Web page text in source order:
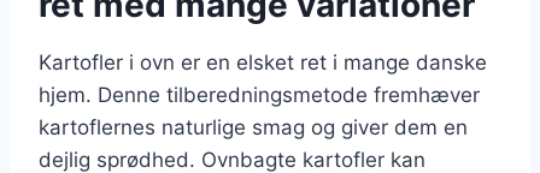
Kartofler i ovn er en elsket ret i mange danske
hjem. Denne tilberedningsmetode fremhæver
kartoflernes naturlige smag og giver dem en
dejlig sprødhed. Ovnbagte kartofler kan